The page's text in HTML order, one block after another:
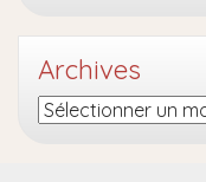
Archives
Archives